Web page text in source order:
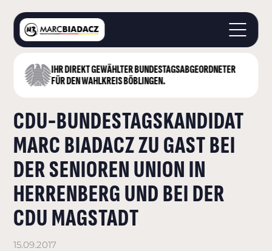
IHR DIREKT GEWÄHLTER BUNDESTAGS­ABGEORDNETER
FÜR DEN WAHLKREIS BÖBLINGEN.
STARTSEITE
LANDKREIS BÖBLINGEN
DEUTSCHER BUNDESTAG
AKTUELLES
KONTAKT
CDU-BUNDESTAGSKANDIDAT
MARC BIADACZ ZU GAST BEI
DER SENIOREN UNION IN
HERRENBERG UND BEI DER
CDU MAGSTADT
15.09.2017